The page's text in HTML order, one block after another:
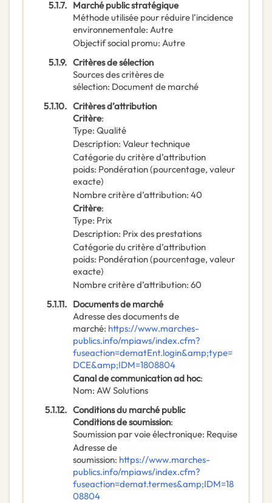
5.1.7. Marché public stratégique
Méthode utilisée pour réduire l’incidence
environnementale: Autre
Objectif social promu: Autre
5.1.9. Critères de sélection
Sources des critères de
sélection: Document de marché
5.1.10. Critères d’attribution
Critère:
Type: Qualité
Description: Valeur technique
Catégorie du critère d’attribution
poids: Pondération (pourcentage, valeur
exacte)
Nombre critère d’attribution: 40
Critère:
Type: Prix
Description: Prix des prestations
Catégorie du critère d’attribution
poids: Pondération (pourcentage, valeur
exacte)
Nombre critère d’attribution: 60
5.1.11. Documents de marché
Adresse des documents de
marché: https://www.marches-
publics.info/mpiaws/index.cfm?
fuseaction=dematEnt.login&amp;type=
DCE&amp;IDM=1808804
Canal de communication ad hoc:
Nom: AW Solutions
5.1.12. Conditions du marché public
Conditions de soumission:
Soumission par voie électronique: Requise
Adresse de
soumission: https://www.marches-
publics.info/mpiaws/index.cfm?
fuseaction=demat.termes&amp;IDM=18
08804